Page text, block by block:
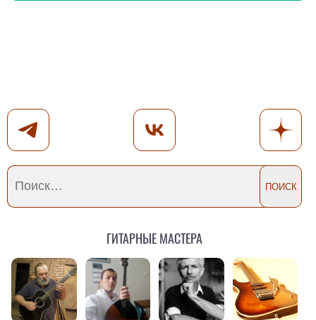
Гитарные мастера